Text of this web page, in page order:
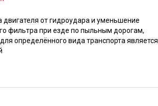
от гидроудара и уменьшение
фильтра при езде по пыльным дорогам,
определённого вида транспорта является